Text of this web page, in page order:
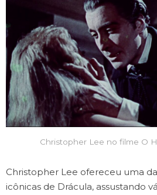
Christopher Lee no filme O
Christopher Lee ofereceu uma
icônicas de Drácula, assustando